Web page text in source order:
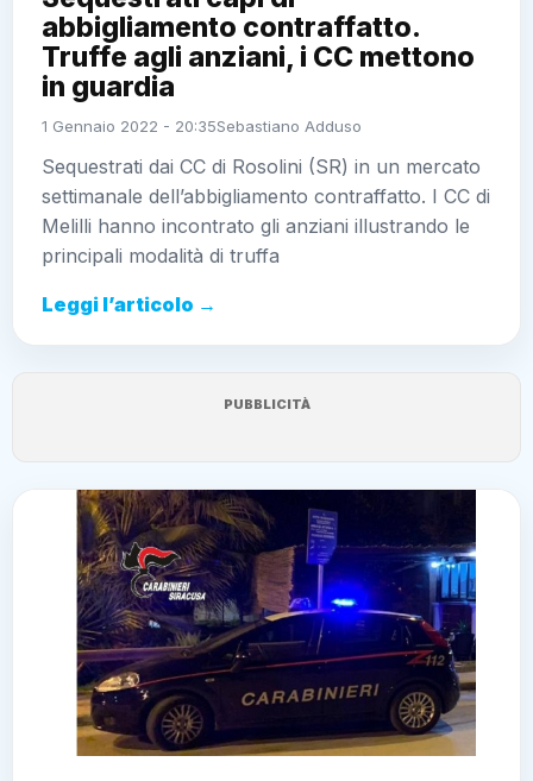
Sequestrati dai CC di Rosolini (SR) in un mercato
settimanale dell’abbigliamento contraffatto. I CC di
Melilli hanno incontrato gli anziani illustrando le
principali modalità di truffa
Leggi l’articolo →
PUBBLICITÀ
CRONACA SICILIA
4 soggetti segnalati per uso di
stupefacenti; sequestrati 2
veicoli; oltre 2.500 euro di